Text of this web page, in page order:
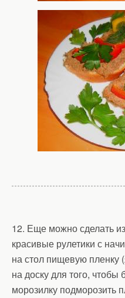
12. Еще можно сделать
красивые рулетики с
на стол пищевую пленку
на доску для того,
морозилку подморозить